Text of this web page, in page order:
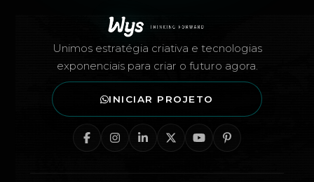
Unimos estratégia criativa e tecnologias
exponenciais para criar o futuro agora.
INICIAR PROJETO